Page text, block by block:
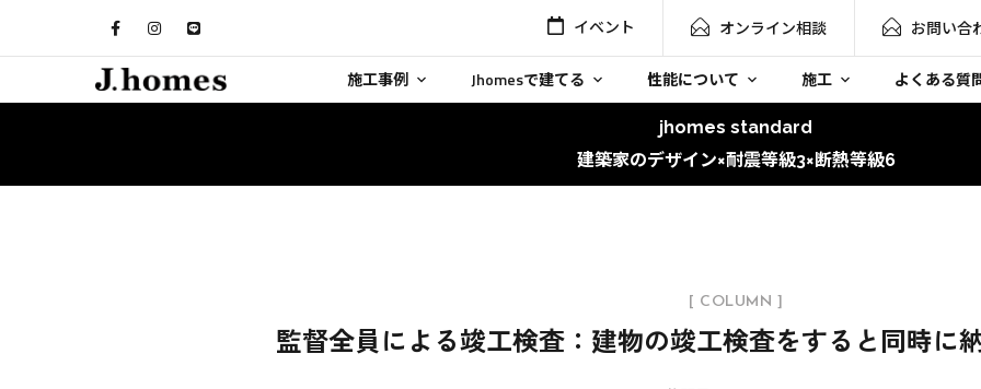
イベント オンライン相談 お問い合
施工事例 Jhomesで建てる 性能について 施工 よくある質
jhomes standard
建築家のデザイン×耐震等級3×断熱等級6
[ COLUMN ]
監督全員による竣工検査：建物の竣工検査をすると同時に